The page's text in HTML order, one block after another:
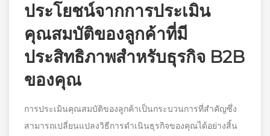
ประโยชน์จากการประเมิน
คุณสมบัติของลูกค้าที่มี
ประสิทธิภาพสำหรับธุรกิจ B2B
ของคุณ
การประเมินคุณสมบัติของลูกค้าเป็นกระบวนการที่สำคัญซึ่ง
สามารถเปลี่ยนแปลงวิธีการดำเนินธุรกิจของคุณได้อย่างสิ้น